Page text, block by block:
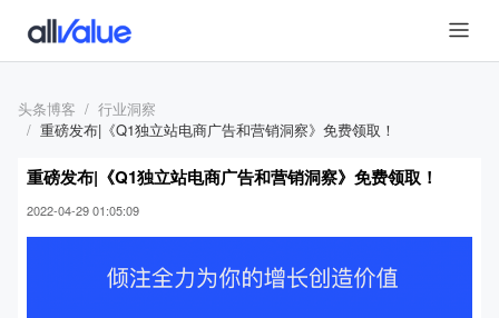
头条博客
行业洞察
重磅发布|《Q1独立站电商广告和营销洞察》免费领取！
重磅发布|《Q1独立站电商广告和营销洞察》免费领取！
2022-04-29 01:05:09